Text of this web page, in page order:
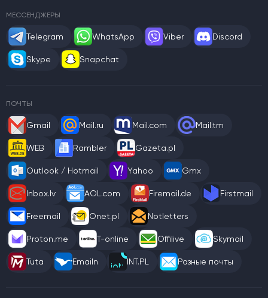
МЕССЕНДЖЕРЫ
Telegram WhatsApp Viber Discord
Skype Snapchat
ПОЧТЫ
Gmail Mail.ru Mail.com Mail.tm
WEB Rambler Gazeta.pl
Outlook / Hotmail Yahoo Gmx
Inbox.lv AOL.com Firemail.de Firstmail
Freemail Onet.pl Notletters
Proton.me T-online Offilive Skymail
Tuta Emailn INT.PL Разные почты